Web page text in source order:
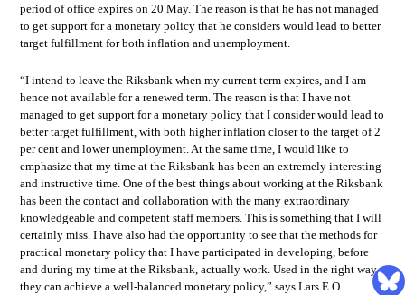
period of office expires on 20 May. The reason is that he has not managed
to get support for a monetary policy that he considers would lead to better
target fulfillment for both inflation and unemployment.
“I intend to leave the Riksbank when my current term expires, and I am
hence not available for a renewed term. The reason is that I have not
managed to get support for a monetary policy that I consider would lead to
better target fulfillment, with both higher inflation closer to the target of 2
per cent and lower unemployment. At the same time, I would like to
emphasize that my time at the Riksbank has been an extremely interesting
and instructive time. One of the best things about working at the Riksbank
has been the contact and collaboration with the many extraordinary
knowledgeable and competent staff members. This is something that I will
certainly miss. I have also had the opportunity to see that the methods for
practical monetary policy that I have participated in developing, before
and during my time at the Riksbank, actually work. Used in the right way,
they can achieve a well-balanced monetary policy,” says Lars E.O.